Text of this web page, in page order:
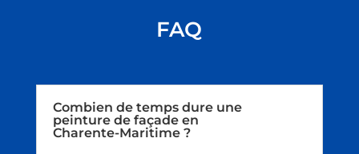
FAQ
Combien de temps dure une
peinture de façade en
Charente-Maritime ?